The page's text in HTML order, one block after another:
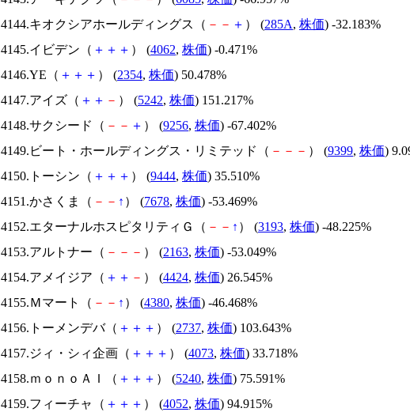
4144.キオクシアホールディングス（ － － ＋ ） (285A, 株価) -32.183%
4145.イビデン（ ＋ ＋ ＋ ） (4062, 株価) -0.471%
4146.YE（ ＋ ＋ ＋ ） (2354, 株価) 50.478%
4147.アイズ（ ＋ ＋ － ） (5242, 株価) 151.217%
4148.サクシード（ － － ＋ ） (9256, 株価) -67.402%
4149.ビート・ホールディングス・リミテッド（ － － － ） (9399, 株価)
4150.トーシン（ ＋ ＋ ＋ ） (9444, 株価) 35.510%
4151.かさくま（ － － ↑ ） (7678, 株価) -53.469%
4152.エターナルホスピタリティＧ（ － － ↑ ） (3193, 株価) -48.225%
4153.アルトナー（ － － － ） (2163, 株価) -53.049%
4154.アメイジア（ ＋ ＋ － ） (4424, 株価) 26.545%
4155.Ｍマート（ － － ↑ ） (4380, 株価) -46.468%
4156.トーメンデバ（ ＋ ＋ ＋ ） (2737, 株価) 103.643%
4157.ジィ・シィ企画（ ＋ ＋ ＋ ） (4073, 株価) 33.718%
4158.ｍｏｎｏＡＩ（ ＋ ＋ ＋ ） (5240, 株価) 75.591%
4159.フィーチャ（ ＋ ＋ ＋ ） (4052, 株価) 94.915%